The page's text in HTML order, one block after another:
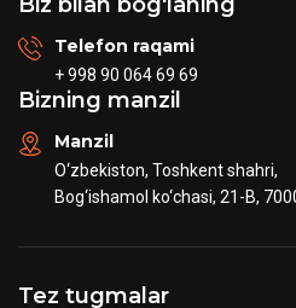
Telefon raqami
+ 998 90 064 69 69
Bizning manzil
Manzil
O‘zbekiston, Toshkent shahri,
Bog‘ishamol ko‘chasi, 21-B,
Tez tugmalar